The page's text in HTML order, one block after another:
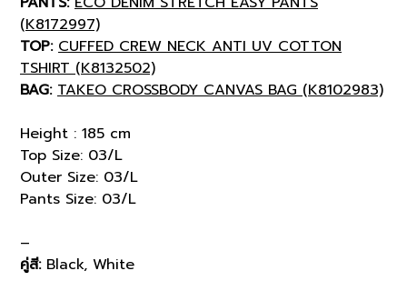
(K8172997)
TOP: CUFFED CREW NECK ANTI UV COTTON
TSHIRT (K8132502)
BAG: TAKEO CROSSBODY CANVAS BAG (K8102983)
Height : 185 cm
Top Size: 03/L
Outer Size: 03/L
Pants Size: 03/L
–
คู่สี:Black, White